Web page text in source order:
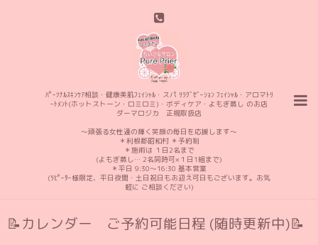
ﾊﾟｰｿﾅﾙｽｷﾝｹｱ相談・健康美肌ﾌｪｲｼｬﾙ・スパ ﾘﾗｸﾞｾﾞｰｼｮﾝ ﾌｪｲｼｬﾙ・アロマﾄﾘ
ｰﾄﾒﾝﾄ(ホットストーン・ロミロミ)・ボディケア・よもぎ蒸し のお店
ダーマロジカ 正規取扱店
〜頑張る女性達の輝く笑顔の毎日を応援します〜
＊利根郡昭和村 ＊予約制
＊施術は １日2名まで
(よもぎ蒸し… 2名同時可×１日1組まで)
＊平日 9:30〜16:30 基本営業
(ﾘﾋﾟｰﾀｰ様限定、平日夜間・土日祝日もお迎え可日もございます。お気
軽に ご相談ください)
📝カレンダー ご予約可能日程 (随時更新中)📝